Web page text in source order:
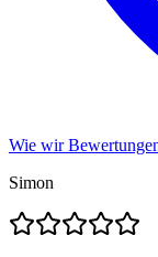
Wie wir
Simon